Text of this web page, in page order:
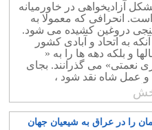
آزادیخواهی در خاورمیانه
انحرافی که معمولا به
دروغین کشیده می شود.
به اتحاد و آبادی کشور
و بلکه دهه ها را به «
نعمتی» می گذرانند. بجای
و عمل شاه نقد شود ،
نقد می کنند. به ترور
او می پردازند. بجای نقد
بختیار سعی در مدرک
خیانت ایشان هستند.
را در عراق به شیعیان جهان